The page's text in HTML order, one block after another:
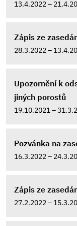
13.4.2022 –
Zápis ze
28.3.2022 –
Upozornění k
jiných porostů
19.10.2021 –
Pozvánka na
16.3.2022 –
Zápis ze
27.2.2022 –